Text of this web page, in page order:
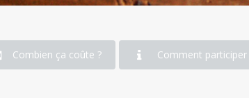
Combien ça coûte ? Comment participer